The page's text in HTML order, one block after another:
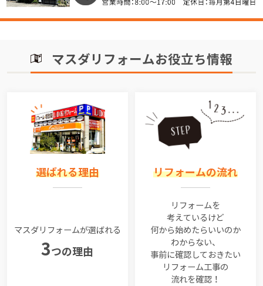
マスダリフォームお役立ち情報
選ばれる理由
マスダリフォームが選ばれる
3つの理由
リフォームの流れ
リフォームを
考えているけど
何から始めたらいいのか
わからない、
事前に確認しておきたい
リフォーム工事の
流れを確認！